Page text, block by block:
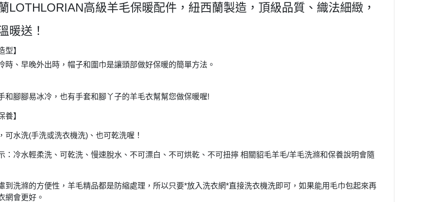
LOTHLORIAN高級羊毛保暖配件，紐西蘭製造，頂級品質、 織法細緻，
暖送！
型】
時、早晚外出時，帽子和圍巾是讓頭部做好保暖的簡單方法。
和腳腳易冰冷，也有手套和腳丫子的羊毛衣幫幫您做保暖喔!
養】
可水洗(手洗或洗衣機洗)、也可乾洗喔！
：冷水輕柔洗、可乾洗、慢速脫水、不可漂白、不可烘乾、不可扭擰 相關貂毛羊毛/羊毛洗滌和保養說明會隨
到洗滌的方便性，羊毛精品都是防縮處理，所以只要*放入洗衣網*直接洗衣機洗即可，如果能用毛巾包起來再
網會更好。